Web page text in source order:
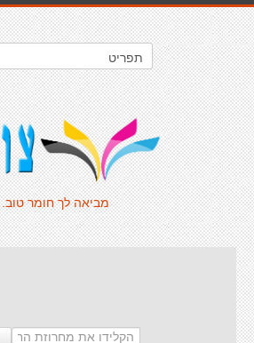
מביאה לך חומר טוב.